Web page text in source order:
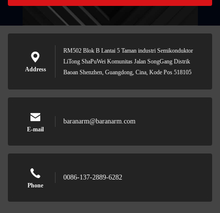
Address
RM502 Blok B Lantai 5 Taman industri Semikonduktor
LiTong ShaPuWei Komunitas Jalan SongGang Distrik
Baoan Shenzhen, Guangdong, Cina, Kode Pos 518105
E-mail
baranarm@baranarm.com
Phone
0086-137-2889-6282